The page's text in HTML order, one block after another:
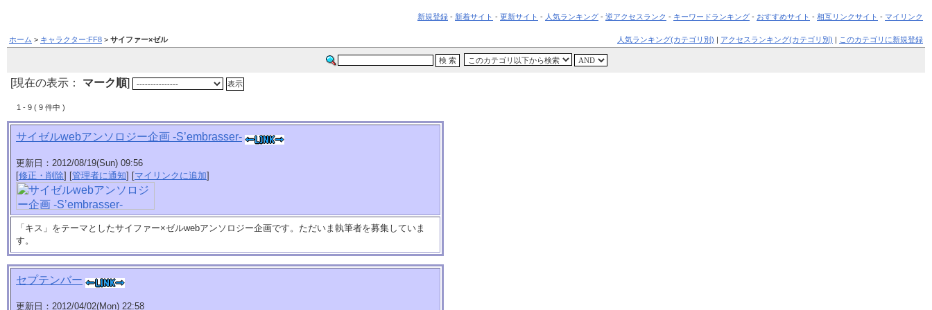
新規登録 - 新着サイト - 更新サイト - 人気ランキング - 逆アクセスランク - キーワードランキング - おすすめサイト - 相互リンクサイト - マイリンク
ホーム > キャラクター:FF8 > サイファー×ゼル 人気ランキング(カテゴリ別) | アクセスランキング(カテゴリ別) | このカテゴリに新規登録
[現在の表示： マーク順]
1 - 9 ( 9 件中 )
サイゼルwebアンソロジー企画 -S’embrasser-
更新日：2012/08/19(Sun) 09:56
[修正・削除] [管理者に通知] [マイリンクに追加]
「キス」をテーマとしたサイファー×ゼルwebアンソロジー企画です。ただいま執筆者を募集していま
す。
セプテンバー
更新日：2012/04/02(Mon) 22:58